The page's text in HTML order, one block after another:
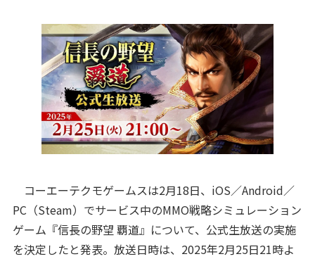
コーエーテクモゲームスは2月18日、iOS／Android／
PC（Steam）でサービス中のMMO戦略シミュレーション
ゲーム『信長の野望 覇道』について、公式生放送の実施
を決定したと発表。放送日時は、2025年2月25日21時よ